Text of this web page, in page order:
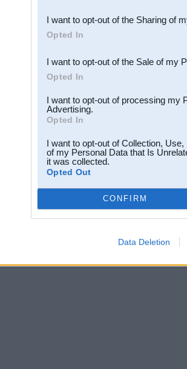
Downstream Participants
third parties.
I want to opt-out of the Sharing of
Opted In
I want to opt-out of the Sale of my
Opted In
I want to opt-out of processing my
Advertising.
Opted In
I want to opt-out of Collection,
of my Personal Data that Is
it was collected.
Opted Out
CONFIRM
Data Deletion